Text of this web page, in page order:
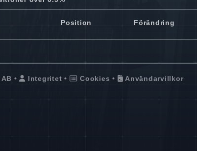
Position Förändring
• Integritet • Cookies • Användarvillkor